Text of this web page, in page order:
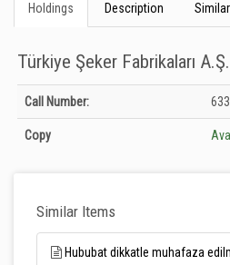
Holdings Description
Türkiye Şeker Fabrikaları
Holdings details from Türkiye Şeker
Call Number:
Copy
Similar Items
Hububat dikkatle muhafaza